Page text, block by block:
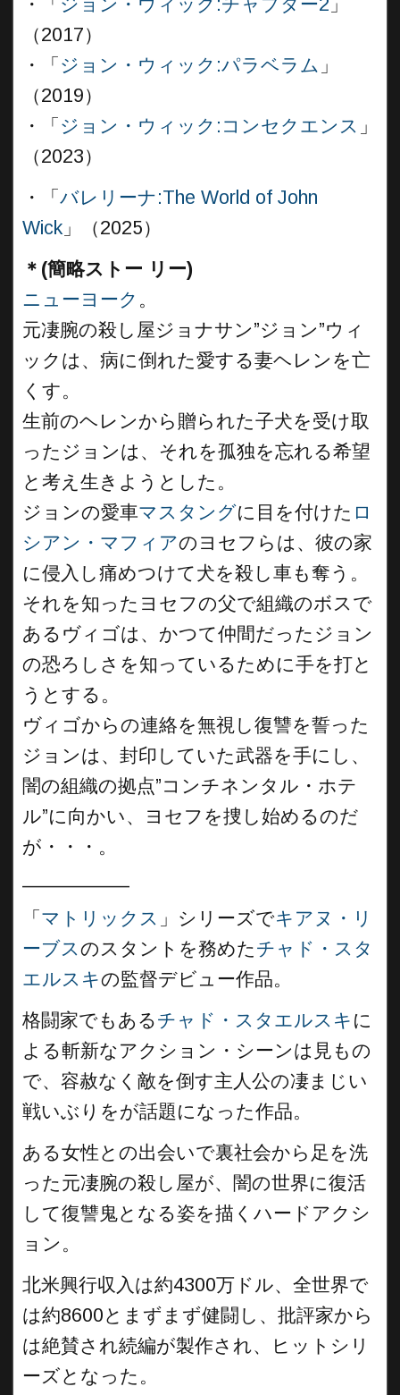
・「 ジョン・ウィック:チャプター2 」
（2017）
・「 ジョン・ウィック:パラベラム 」
（2019）
・「 ジョン・ウィック:コンセクエンス 」
（2023）
・「 バレリーナ:The World of John
Wick 」（2025）
＊(簡略ストー リー)
ニューヨーク 。
元凄腕の殺し屋ジョナサン”ジョン”ウィ
ックは、病に倒れた愛する妻ヘレンを亡
くす。
生前のヘレンから贈られた子犬を受け取
ったジョンは、それを孤独を忘れる希望
と考え生きようとした。
ジョンの愛車マスタングに目を付けた ロ
シアン・マフィアのヨセフらは、彼の家
に侵入し痛めつけて犬を殺し車も奪う。
それを知ったヨセフの父で組織のボスで
あるヴィゴは、かつて仲間だったジョン
の恐ろしさを知っているために手を打と
うとする。
ヴィゴからの連絡を無視し復讐を誓った
ジョンは、封印していた武器を手にし、
闇の組織の拠点”コンチネンタル・ホテ
ル”に向かい、ヨセフを捜し始めるのだ
が・・・。
「 マトリックス 」シリーズでキアヌ・リ
ーブスのスタントを務めたチャド・スタ
エルスキの監督デビュー作品。
格闘家でもあるチャド・スタエルスキ に
よる斬新なアクション・シーンは見もの
で、容赦なく敵を倒す主人公の凄まじい
戦いぶりをが話題になった作品。
ある女性との出会いで裏社会から足を洗
った元凄腕の殺し屋が、闇の世界に復活
して復讐鬼となる姿を描くハードアクシ
ョン。
北米興行収入は約4300万ドル、全世界で
は約8600とまずまず健闘し、批評家から
は絶賛され続編が製作され、ヒットシリ
ーズとなった。